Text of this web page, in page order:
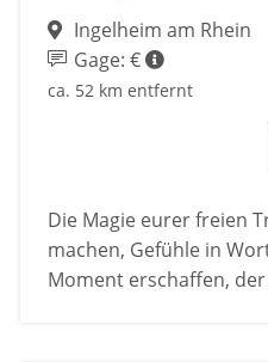
Ingelheim am Rhein
Gage: €
ca. 52 km entfernt
Die Magie eurer freien
machen, Gefühle in
Moment erschaffen,